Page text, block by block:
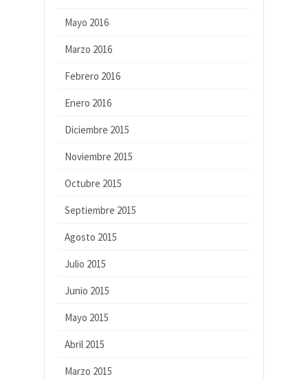
Mayo 2016
Marzo 2016
Febrero 2016
Enero 2016
Diciembre 2015
Noviembre 2015
Octubre 2015
Septiembre 2015
Agosto 2015
Julio 2015
Junio 2015
Mayo 2015
Abril 2015
Marzo 2015